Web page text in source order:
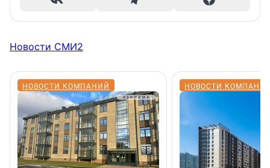
Новости СМИ2
НОВОСТИ КОМПАНИЙ НОВОСТИ